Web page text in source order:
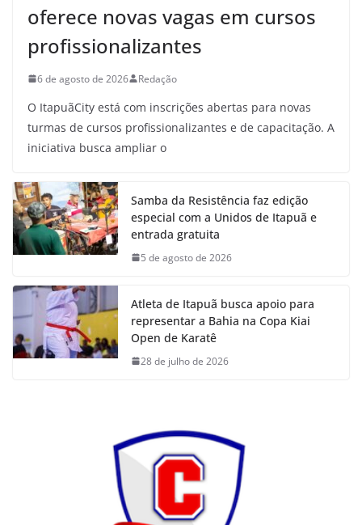
oferece novas vagas em cursos
profissionalizantes
6 de agosto de 2026 Redação
O ItapuãCity está com inscrições abertas para novas
turmas de cursos profissionalizantes e de capacitação. A
iniciativa busca ampliar o
Samba da Resistência faz edição
especial com a Unidos de Itapuã e
entrada gratuita
5 de agosto de 2026
Atleta de Itapuã busca apoio para
representar a Bahia na Copa Kiai
Open de Karatê
28 de julho de 2026